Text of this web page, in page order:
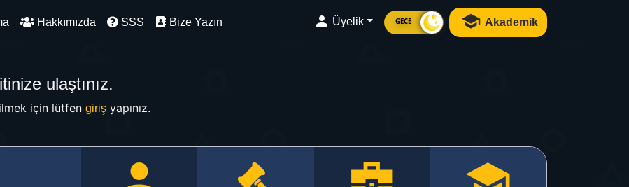
Hakkımızda SSS Bize Yazın Üyelik GECE Akademik
ulaştınız.
için lütfen girişyapınız.